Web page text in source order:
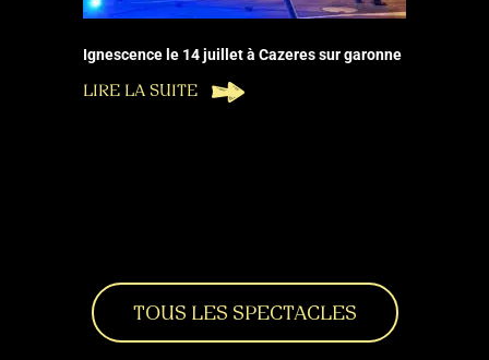
Ignescence le 14 juillet à Cazeres sur garonne
LIRE LA SUITE
TOUS LES SPECTACLES